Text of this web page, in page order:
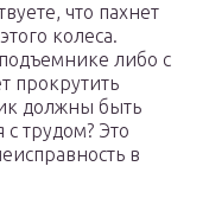
что пахнет
колеса.
либо с
прокрутить
должны быть
трудом? Это
в